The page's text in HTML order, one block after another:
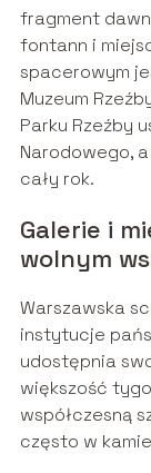
fragment
fontann i
spacerowym
Muzeum
Parku Rzeźby
Narodowego,
cały rok.
Galerie i
wolnym
Warszawska
instytucje
udostępnia
większość
współczesną
często w